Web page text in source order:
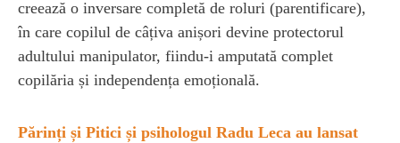
creează o inversare completă de roluri (parentificare),
în care copilul de câțiva anișori devine protectorul
adultului manipulator, fiindu-i amputată complet
copilăria și independența emoțională.
Părinți și Pitici și psihologul Radu Leca au lansat